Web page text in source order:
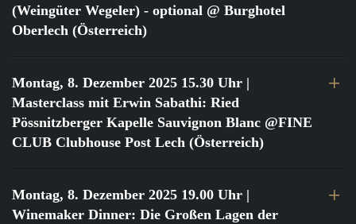
(Weingüter Wegeler) - optional @ Burghotel
Oberlech (Österreich)
Montag, 8. Dezember 2025 15.30 Uhr |
Masterclass mit Erwin Sabathi: Ried
Pössnitzberger Kapelle Sauvignon Blanc @FINE
CLUB Clubhouse Post Lech (Österreich)
Montag, 8. Dezember 2025 19.00 Uhr |
Winemaker Dinner: Die Großen Lagen der